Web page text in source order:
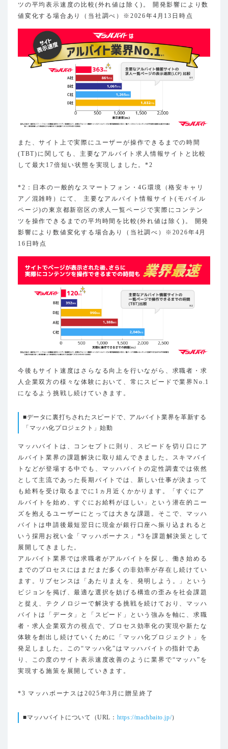
ツの平均表示速度の比較(外れ値は除く)。 開発影響により数
値変化する場合あり（当社調べ）※2026年4月13日時点
また、サイト上で実際にユーザーが操作できるまでの時間
(TBT)に関しても、主要なアルバイト求人情報サイトと比較
して最大17倍短い状態を実現しました。*2
*2：日本の一般的なスマートフォン・4G環境（格安キャリ
ア／混雑時）にて、 主要なアルバイト情報サイト(モバイル
ページ)の東京都新宿区の求人一覧ページで実際にコンテン
ツを操作できるまでの平均時間を比較(外れ値は除く)。 開発
影響により数値変化する場合あり（当社調べ）※2026年4月
16日時点
今後もサイト速度はさらなる向上を行いながら、求職者・求
人企業双方の様々な体験において、常にスピードで業界No.1
になるよう挑戦し続けていきます。
■データに裏打ちされたスピードで、アルバイト業界を革新する
「マッハ化プロジェクト」始動
マッハバイトは、コンセプトに則り、スピードを切り口にア
ルバイト業界の課題解決に取り組んできました。スキマバイ
トなどが登場する中でも、マッハバイトの定性調査では依然
として主流であった長期バイトでは、新しい仕事が決まって
も給料を受け取るまでに1ヵ月近くかかります。「すぐにア
ルバイトを始め、すぐにお給料がほしい」という潜在的ニー
ズを抱えるユーザーにとっては大きな課題。そこで、マッハ
バイトは申請後最短翌日に現金が銀行口座へ振り込まれると
いう採用お祝い金「マッハボーナス」*3を課題解決策として
展開してきました。
アルバイト業界では求職者がアルバイトを探し、働き始める
までのプロセスにはまだまだ多くの非効率が存在し続けてい
ます。リブセンスは「あたりまえを、発明しよう。」という
ビジョンを掲げ、最適な選択を妨げる構造の歪みを社会課題
と捉え、テクノロジーで解決する挑戦を続けており、マッハ
バイトは「データ」と「スピード」という強みを軸に、求職
者・求人企業双方の視点で、プロセス効率化の実現や新たな
体験を創出し続けていくために「マッハ化プロジェクト」を
発足しました。この“マッハ化”はマッハバイトの指針であ
り、この度のサイト表示速度改善のように業界で“マッハ”を
実現する施策を展開していきます。
*3 マッハボーナスは2025年3月に贈呈終了
■マッハバイトについて（URL： https://machbaito.jp/）